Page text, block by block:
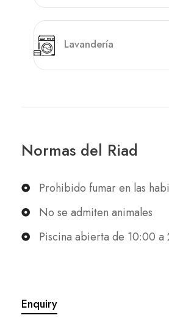
Lavandería
Normas del Riad
Prohibido fumar en las
No se admiten animales
Piscina abierta de 10:00 a
Enquiry